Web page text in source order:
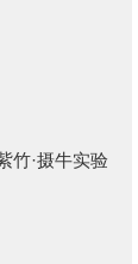
竹·摄牛实验